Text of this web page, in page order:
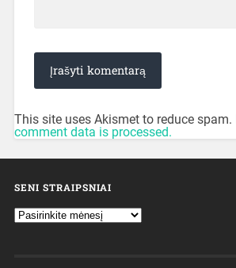
This site uses Akismet to reduce spam.
comment data is processed.
SENI STRAIPSNIAI